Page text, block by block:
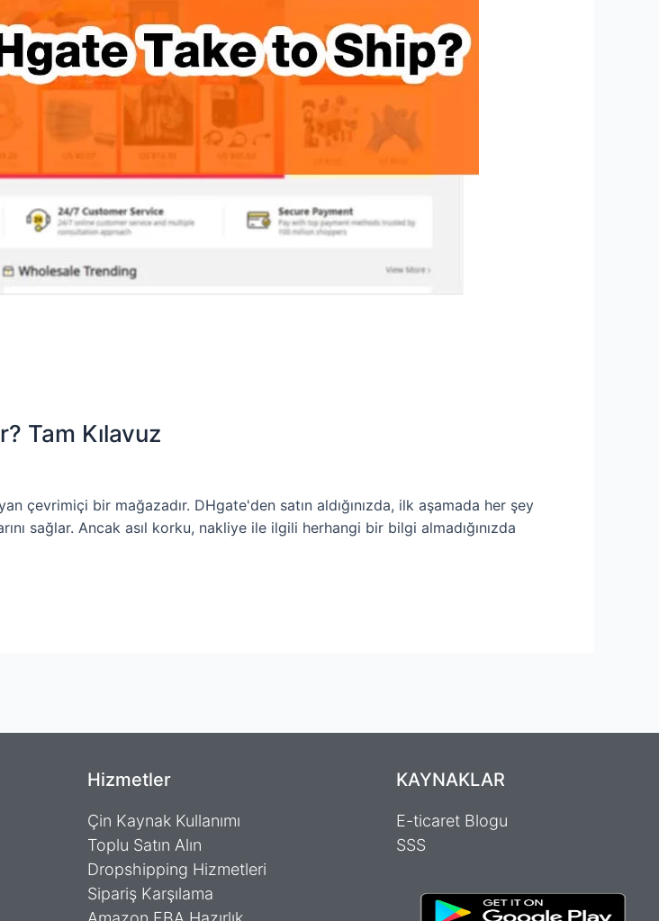
Tam Kılavuz
çevrimiçi bir mağazadır. DHgate'den satın aldığınızda, ilk aşamada her şey
sağlar. Ancak asıl korku, nakliye ile ilgili herhangi bir bilgi almadığınızda
Hizmetler
Çin Kaynak Kullanımı
Toplu Satın Alın
Dropshipping Hizmetleri
Sipariş Karşılama
KAYNAKLAR
E-ticaret Blogu
SSS